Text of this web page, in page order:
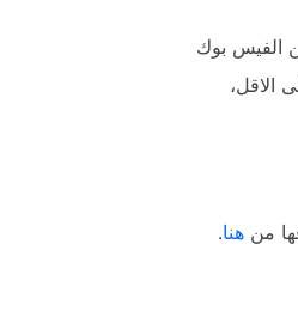
الفيس بوك
الاقل،
من هنا.